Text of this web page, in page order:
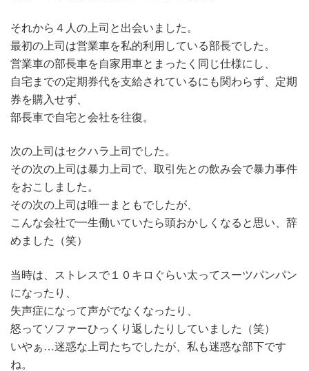
それから４人の上司と出会いました。
最初の上司は営業車を私的利用している部長でした。
営業車の部長車を自家用車とまったく同じ仕様にし、
自宅までの定期券代を支給されているにも関わらず、定期
券を購入せず、
部長車で自宅と会社を往復。
次の上司はセクハラ上司でした。
その次の上司は暴力上司で、取引先との飲み会で暴力事件
をおこしました。
その次の上司は唯一まともでしたが、
こんな会社で一生働いていたら頭おかしくなると思い、辞
めました（笑）
当時は、ストレスで１０キロぐらい太ってスーツパンパン
になったり、
失声症になって声がでなくなったり、
怒ってソファーひっくり返したりしていました（笑）
いやぁ…迷惑な上司たちでしたが、私も迷惑な部下です
ね。